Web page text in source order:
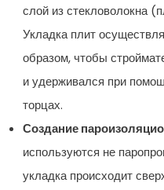
слой из стекловолокна
Укладка плит
образом, чтобы
и удерживался при
торцах.
Создание
используются не
укладка происходит